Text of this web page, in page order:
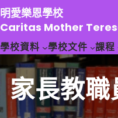
跳
至
主
要
容
明愛樂恩學校
Caritas Mother
學校資料 學校文件 課程
家長教